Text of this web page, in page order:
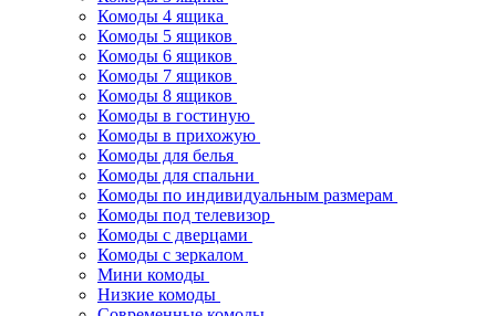
Комоды 4 ящика
Комоды 5 ящиков
Комоды 6 ящиков
Комоды 7 ящиков
Комоды 8 ящиков
Комоды в гостиную
Комоды в прихожую
Комоды для белья
Комоды для спальни
Комоды по индивидуальным размерам
Комоды под телевизор
Комоды с дверцами
Комоды с зеркалом
Мини комоды
Низкие комоды